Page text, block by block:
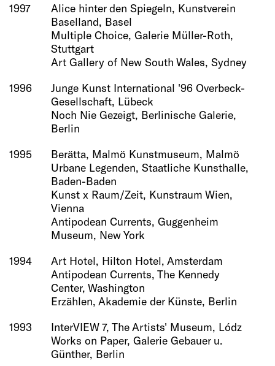
1997
Alice hinter den Spiegeln, Kunstverein
Baselland, Basel
Multiple Choice, Galerie Müller-Roth,
Stuttgart
Art Gallery of New South Wales, Sydney
1996
Junge Kunst International '96 Overbeck-
Gesellschaft, Lübeck
Noch Nie Gezeigt, Berlinische Galerie,
Berlin
1995
Berätta, Malmö Kunstmuseum, Malmö
Urbane Legenden, Staatliche Kunsthalle,
Baden-Baden
Kunst x Raum/Zeit, Kunstraum Wien,
Vienna
Antipodean Currents, Guggenheim
Museum, New York
1994
Art Hotel, Hilton Hotel, Amsterdam
Antipodean Currents, The Kennedy
Center, Washington
Erzählen, Akademie der Künste, Berlin
1993
InterVIEW 7, The Artists' Museum, Lódz
Works on Paper, Galerie Gebauer u.
Günther, Berlin